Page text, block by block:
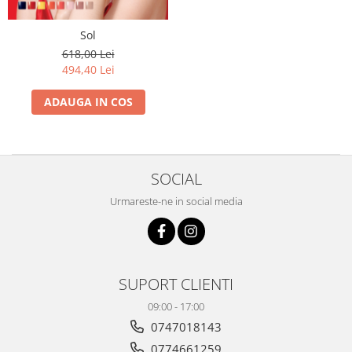
Geluri de Constructie
Clasic Gel Medium
Jelly Gel Strong
Tratament Filler cu Acid Hyaluronic
Păr Drept
Puro Sole (protectie solara)
Styling
Sol
618,00 Lei
494,40 Lei
ADAUGA IN COS
SOCIAL
Urmareste-ne in social media
SUPORT CLIENTI
09:00 - 17:00
0747018143
0774661259